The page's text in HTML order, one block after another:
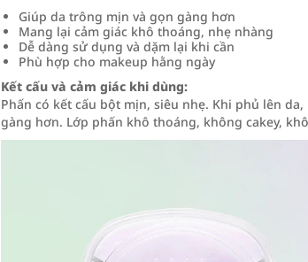
Giúp da trông mịn và gọn gàng hơn
Mang lại cảm giác khô thoáng, nhẹ nhàng
Dễ dàng sử dụng và dặm lại khi cần
Phù hợp cho makeup hằng ngày
Kết cấu và cảm giác khi dùng:
Phấn có kết cấu bột mịn, siêu nhẹ. Khi phủ lên
gàng hơn. Lớp phấn khô thoáng, không cakey,